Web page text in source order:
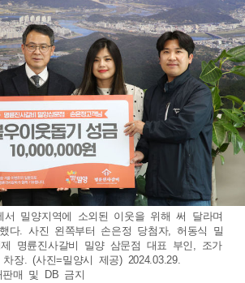
서 밀양지역에 소외된 이웃을 위해 써 달라며
다. 사진 왼쪽부터 손은정 당첨자, 허동식 밀
명륜진사갈비 밀양 삼문점 대표 부인, 조가
장. (사진=밀양시 제공) 2024.03.29.
판매 및 DB 금지